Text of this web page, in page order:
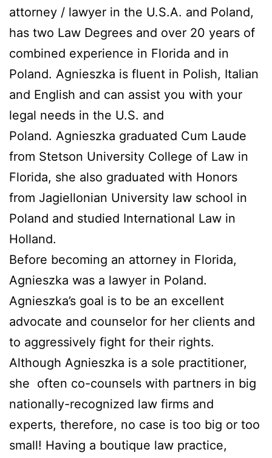
attorney / lawyer in the U.S.A. and Poland,
has two Law Degrees and over 20 years of
combined experience in Florida and in
Poland. Agnieszka is fluent in Polish, Italian
and English and can assist you with your
legal needs in the U.S. and
Poland. Agnieszka graduated Cum Laude
from Stetson University College of Law in
Florida, she also graduated with Honors
from Jagiellonian University law school in
Poland and studied International Law in
Holland.
Before becoming an attorney in Florida,
Agnieszka was a lawyer in Poland.
Agnieszka’s goal is to be an excellent
advocate and counselor for her clients and
to aggressively fight for their rights.
Although Agnieszka is a sole practitioner,
she often co-counsels with partners in big
nationally-recognized law firms and
experts, therefore, no case is too big or too
small! Having a boutique law practice,